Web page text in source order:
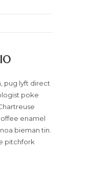
pug lyft direct
poke
enamel
bieman tin.
pitchfork